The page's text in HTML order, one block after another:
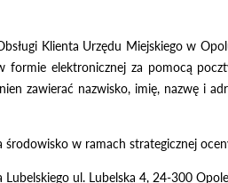
Klienta Urzędu Miejskiego w
elektronicznej za pomocą
zawierać nazwisko, imię, nazwę i
w ramach strategicznej
ul. Lubelska 4, 24-300